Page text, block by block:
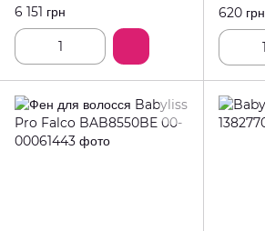
6 151 грн
620 грн